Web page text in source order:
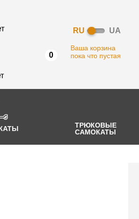
RU UA
0
Ваша корзина
пока что пустая
ТРЮКОВЫЕ
САМОКАТЫ